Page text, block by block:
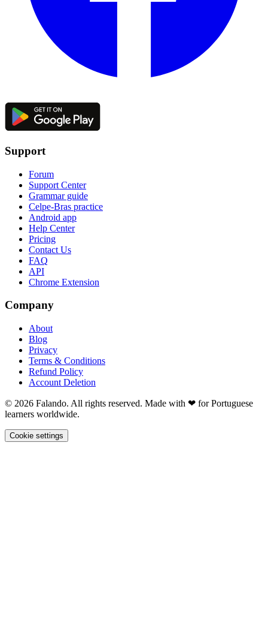
Support
Forum
Support Center
Grammar guide
Celpe-Bras practice
Android app
Help Center
Pricing
Contact Us
FAQ
API
Chrome Extension
Company
About
Blog
Privacy
Terms & Conditions
Refund Policy
Account Deletion
© 2026 Falando. All rights reserved. Made with ❤ for Portuguese
learners worldwide.
Cookie settings